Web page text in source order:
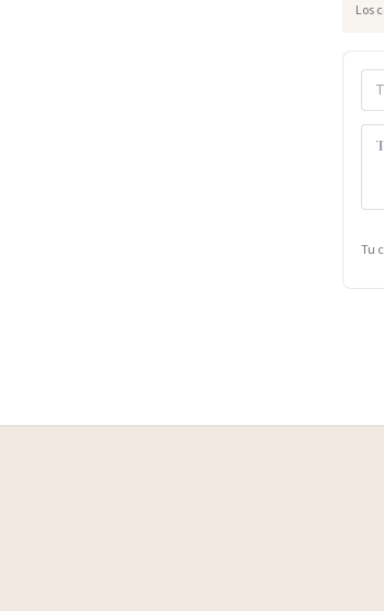
Los
Tu